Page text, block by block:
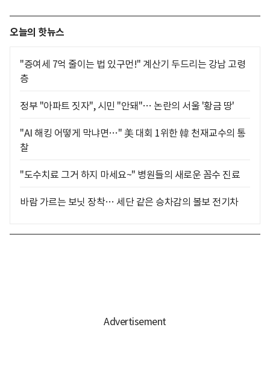
오늘의 핫뉴스
"증여세 7억 줄이는 법 있구먼!" 계산기 두드리는 강남 고령
층
정부 "아파트 짓자", 시민 "안돼"… 논란의 서울 '황금 땅'
"AI 해킹 어떻게 막냐면…" 美 대회 1위한 韓 천재교수의 통
찰
"도수치료 그거 하지 마세요~" 병원들의 새로운 꼼수 진료
바람 가르는 보닛 장착… 세단 같은 승차감의 볼보 전기차